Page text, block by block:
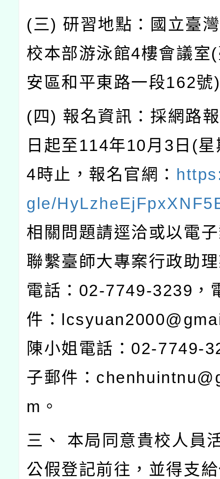
(三) 研習地點：國立臺
校本部游泳館4樓會議室
安區和平東路一段162號
(四) 報名資訊：採網路
日起至114年10月3日(
4時止，報名官網：
gle/
相關問題請逕洽或以電
聯繫臺師大專案行政助
電話：02-7749-3239，
件：
陳小姐電話：02-7749-
子郵件：
m。
三、 本局同意貴校人員
公假登記前往，並得支